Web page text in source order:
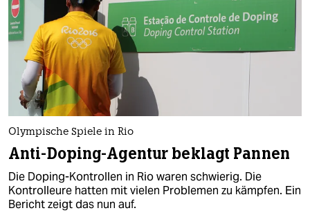
Olympische Spiele in Rio
Anti-Doping-Agentur beklagt Pannen
Die Doping-Kontrollen in Rio waren schwierig. Die
Kontrolleure hatten mit vielen Problemen zu kämpfen. Ein
Bericht zeigt das nun auf.